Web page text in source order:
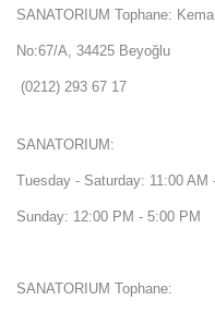
SANATORIUM Tophane:
No:67/A, 34425 Beyoğlu
(0212) 293 67 17
SANATORIUM:
Tuesday - Saturday: 11:00 AM
Sunday: 12:00 PM - 5:00 PM
SANATORIUM Tophane: